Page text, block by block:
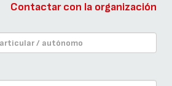
Contactar con la organización